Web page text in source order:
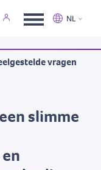
NL
Français
vragen
slimme